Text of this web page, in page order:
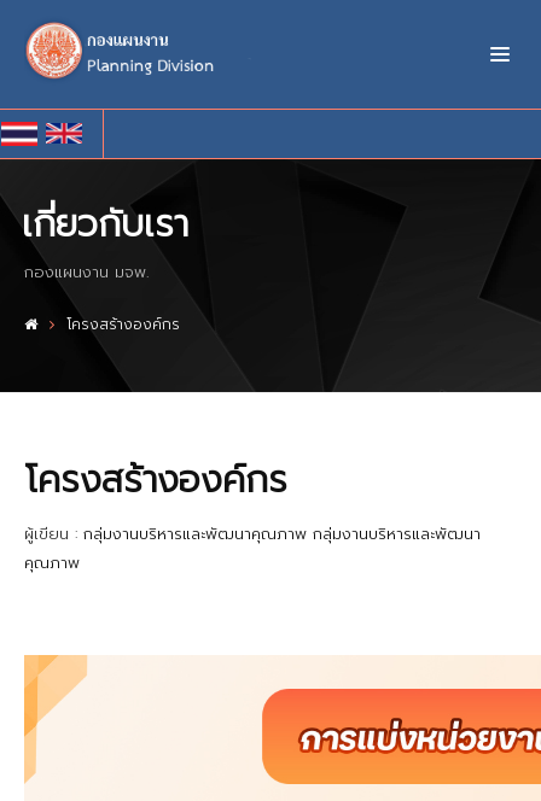
เกี่ยวกับเรา
กองแผนงาน มจพ.
โครงสร้างองค์กร
โครงสร้างองค์กร
ผู้เขียน : กลุ่มงานบริหารและพัฒนาคุณภาพ กลุ่มงานบริหารและพัฒนา
คุณภาพ